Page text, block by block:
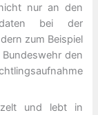
nur an den
bei der
zum Beispiel
den
und lebt in